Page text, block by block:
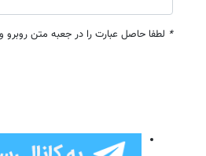
* لطفا حاصل عبارت را در جعبه متن روبرو